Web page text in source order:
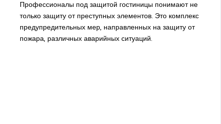
Профессионалы под защитой гостиницы понимают не
только защиту от преступных элементов. Это комплекс
предупредительных мер, направленных на защиту от
пожара, различных аварийных ситуаций.